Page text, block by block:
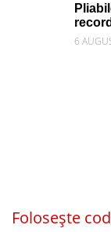
6
Folosește